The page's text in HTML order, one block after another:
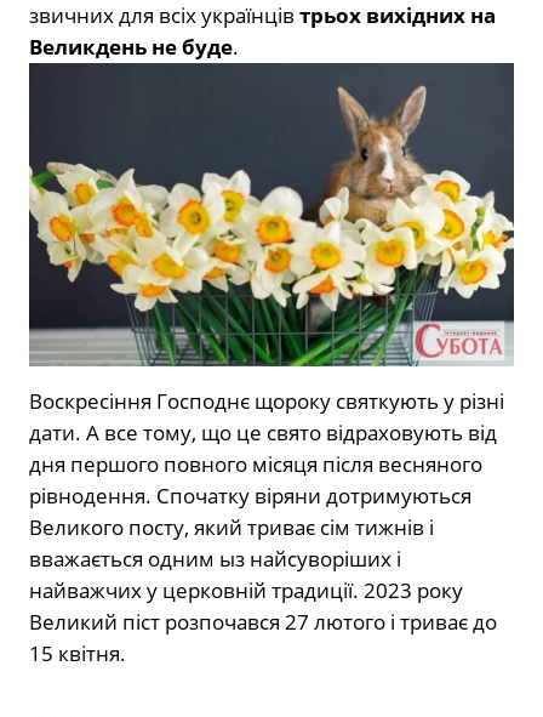
звичних для всіх українців трьох вихідних на
Великдень не буде.
Воскресіння Господнє щороку святкують у різні
дати. А все тому, що це свято відраховують від
дня першого повного місяця після весняного
рівнодення. Спочатку віряни дотримуються
Великого посту, який триває сім тижнів і
вважається одним ыз найсуворіших і
найважчих у церковній традиції. 2023 року
Великий піст розпочався 27 лютого і триває до
15 квітня.